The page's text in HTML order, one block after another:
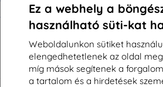
Ez a webhely a
használható süti-kat
Weboldalunkon sütiket
elengedhetetlenek az oldal
míg mások segítenek a
a tartalom és a hirdetések
Méretre készítve
5 890 Ft
5 301 Ft
Raktáron > 5 darab
4
3